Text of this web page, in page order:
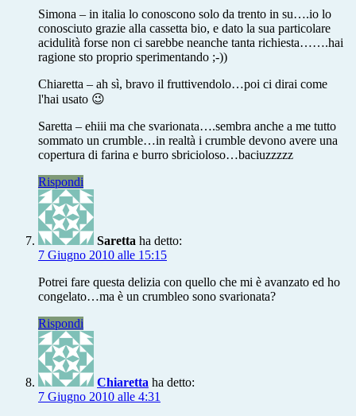
Simona – in italia lo conoscono solo da trento in su….io lo
conosciuto grazie alla cassetta bio, e dato la sua particolare
acidulità forse non ci sarebbe neanche tanta richiesta…….hai
ragione sto proprio sperimentando ;-))
Chiaretta – ah sì, bravo il fruttivendolo…poi ci dirai come
l'hai usato 😉
Saretta – ehiii ma che svarionata….sembra anche a me tutto
sommato un crumble…in realtà i crumble devono avere una
copertura di farina e burro sbricioloso…baciuzzzzz
Rispondi
Saretta ha detto:
7 Giugno 2010 alle 15:15
Potrei fare questa delizia con quello che mi è avanzato ed ho
congelato…ma è un crumbleo sono svarionata?
Rispondi
Chiaretta ha detto:
7 Giugno 2010 alle 4:31